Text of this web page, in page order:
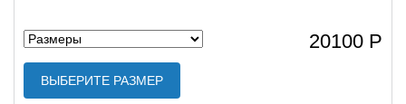
20100 Р
ВЫБЕРИТЕ РАЗМЕР